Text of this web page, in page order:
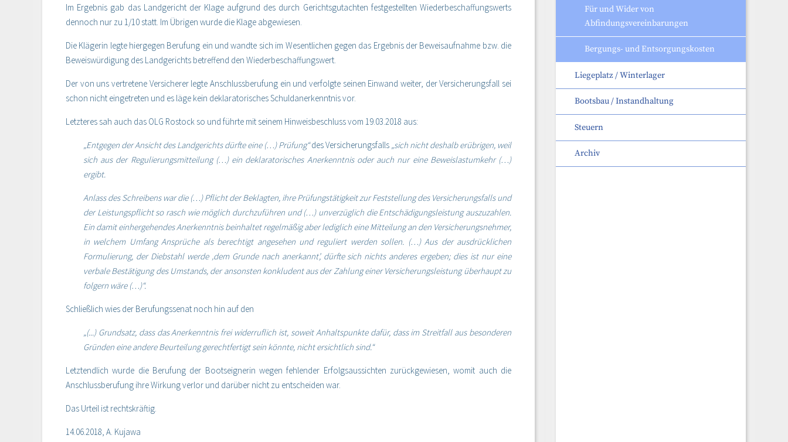
Im Ergebnis gab das Landgericht der Klage aufgrund des durch Gerichtsgutachten festgestellten Wiederbeschaffungswerts
dennoch nur zu 1/10 statt. Im Übrigen wurde die Klage abgewiesen.
Die Klägerin legte hiergegen Berufung ein und wandte sich im Wesentlichen gegen das Ergebnis der Beweisaufnahme bzw. die
Beweiswürdigung des Landgerichts betreffend den Wiederbeschaffungswert.
Der von uns vertretene Versicherer legte Anschlussberufung ein und verfolgte seinen Einwand weiter, der Versicherungsfall sei
schon nicht eingetreten und es läge kein deklaratorisches Schuldanerkenntnis vor.
Letzteres sah auch das OLG Rostock so und führte mit seinem Hinweisbeschluss vom 19.03.2018 aus:
„Entgegen der Ansicht des Landgerichts dürfte eine (…) Prüfung“des Versicherungsfalls „sich nicht deshalb erübrigen, weil
sich aus der Regulierungsmitteilung (…) ein deklaratorisches Anerkenntnis oder auch nur eine Beweislastumkehr (…)
ergibt.
Anlass des Schreibens war die (…) Pflicht der Beklagten, ihre Prüfungstätigkeit zur Feststellung des Versicherungsfalls und
der Leistungspflicht so rasch wie möglich durchzuführen und (…) unverzüglich die Entschädigungsleistung auszuzahlen.
Ein damit einhergehendes Anerkenntnis beinhaltet regelmäßig aber lediglich eine Mitteilung an den Versicherungsnehmer,
in welchem Umfang Ansprüche als berechtigt angesehen und reguliert werden sollen. (…) Aus der ausdrücklichen
Formulierung, der Diebstahl werde ‚dem Grunde nach anerkannt’, dürfte sich nichts anderes ergeben; dies ist nur eine
verbale Bestätigung des Umstands, der ansonsten konkludent aus der Zahlung einer Versicherungsleistung überhaupt zu
folgern wäre (…)“.
Schließlich wies der Berufungssenat noch hin auf den
„(...) Grundsatz, dass das Anerkenntnis frei widerruflich ist, soweit Anhaltspunkte dafür, dass im Streitfall aus besonderen
Gründen eine andere Beurteilung gerechtfertigt sein könnte, nicht ersichtlich sind.“
Letztendlich wurde die Berufung der Bootseignerin wegen fehlender Erfolgsaussichten zurückgewiesen, womit auch die
Anschlussberufung ihre Wirkung verlor und darüber nicht zu entscheiden war.
Das Urteil ist rechtskräftig.
14.06.2018, A. Kujawa
Für und Wider von
Abfindungsvereinbarungen
Bergungs- und Entsorgungskosten
Liegeplatz / Winterlager
Bootsbau / Instandhaltung
Steuern
Archiv